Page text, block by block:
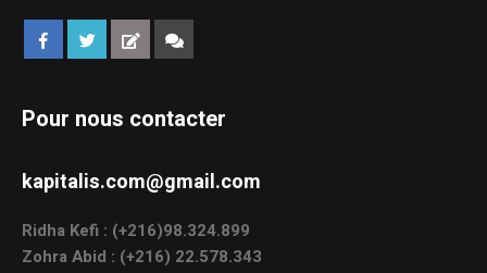
Pour nous contacter
kapitalis.com@gmail.com
Ridha Kefi : (+216)98.324.899
Zohra Abid : (+216) 22.578.343